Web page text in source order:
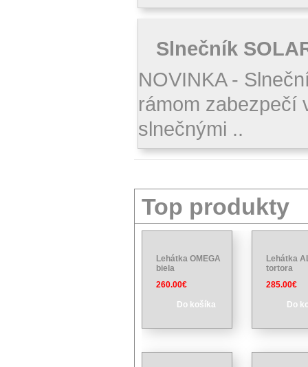
Slnečník
NOVINKA -
rámom zabezpečí
slnečnými ..
Top produkty
Lehátka OMEGA
biela
260.00€
Do košíka
Lehátka
tortora
285.00€
Do